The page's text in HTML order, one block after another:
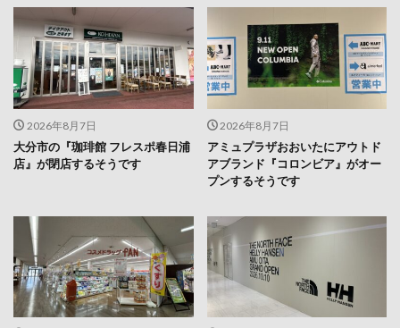
2026年8月7日
大分市の『珈琲館 フレスポ春日浦
店』が閉店するそうです
2026年8月7日
アミュプラザおおいたにアウトド
アブランド『コロンビア』がオー
プンするそうです